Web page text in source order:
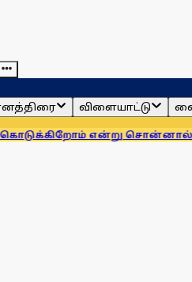
விளையாட்டு
என்று சொன்னால்... ஆர்பிஐ